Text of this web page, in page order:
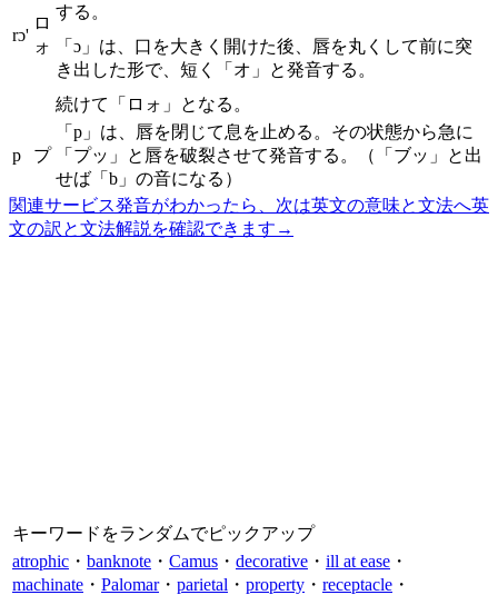
rɔ'
ロ
ォ
する。
「ɔ」は、口を大きく開けた後、唇を丸くして前に突
き出した形で、短く「オ」と発音する。
続けて「ロォ」となる。
p プ
「p」は、唇を閉じて息を止める。その状態から急に
「プッ」と唇を破裂させて発音する。（「ブッ」と出
せば「b」の音になる）
関連サービス発音がわかったら、次は英文の意味と文法へ英
文の訳と文法解説を確認できます →
キーワードをランダムでピックアップ
atrophic ・ banknote ・ Camus ・ decorative ・ ill at ease ・
machinate ・ Palomar・ parietal ・ property ・ receptacle ・